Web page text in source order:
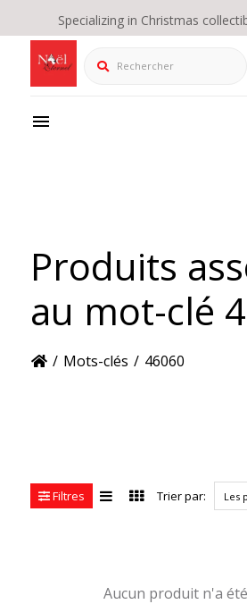
Specializing in Christmas
Rechercher
Produits
au mot-clé
/ Mots-clés / 46060
Filtres Trier par: Les
Aucun produit n'a